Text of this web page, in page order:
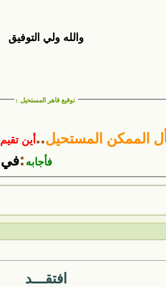
والله ولي التوفيق
توقيع قاهر المستحيل :
الممكن المستحيل.. أين تقيم
فأجابه :في
افتقـــد